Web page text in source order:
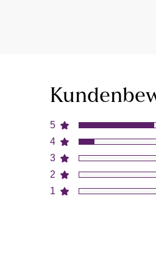
5
4
3
2
1